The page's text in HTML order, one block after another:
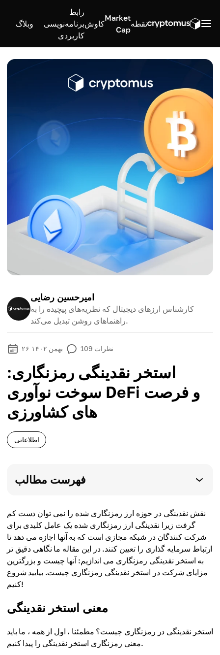
نقطه
Market
Cap
کاوش
رابط
برنامه‌نویسی
کاربردی
وبلاگ
امیرحسین رضایی
کارشناس ارزهای دیجیتال که نظریه‌های پیچیده را به
راهنماهای روشن تبدیل می‌کند.
۲۶ بهمن ۱۴۰۲ 109 نظرات
استخر نقدینگی رمزنگاری:
سوخت نوآوری DeFi و فرصت
های کشاورزی
اطلاعاتی
فهرست مطالب
نقش نقدینگی در حوزه ارز رمزنگاری شده را نمی توان دست کم
گرفت زیرا نقدینگی ارز رمزنگاری شده یک عامل کلیدی برای
شرکت کنندگان در شبکه مجازی است که به آنها اجازه می دهد تا
ارتباط سرمایه گذاری را تعیین کنند. در این مقاله ما نگاهی دقیق تر
به استخر نقدینگی رمزنگاری می اندازیم: آنها چیست و بزرگترین
مزایای شرکت در استخر نقدینگی رمزنگاری چیست. بیایید شروع
کنیم!
معنی استخر نقدینگی
استخر نقدینگی در رمزنگاری چیست؟ مطمئنا ، اول از همه ، ما باید
معنی رمزنگاری استخر نقدینگی را پیدا کنیم.